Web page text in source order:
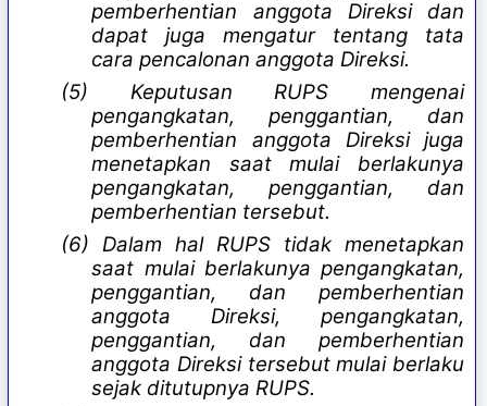
pemberhentian anggota Direksi dan
dapat juga mengatur tentang tata
cara pencalonan anggota Direksi.
(5) Keputusan RUPS mengenai
pengangkatan, penggantian, dan
pemberhentian anggota Direksi juga
menetapkan saat mulai berlakunya
pengangkatan, penggantian, dan
pemberhentian tersebut.
(6) Dalam hal RUPS tidak menetapkan
saat mulai berlakunya pengangkatan,
penggantian, dan pemberhentian
anggota Direksi, pengangkatan,
penggantian, dan pemberhentian
anggota Direksi tersebut mulai berlaku
sejak ditutupnya RUPS.